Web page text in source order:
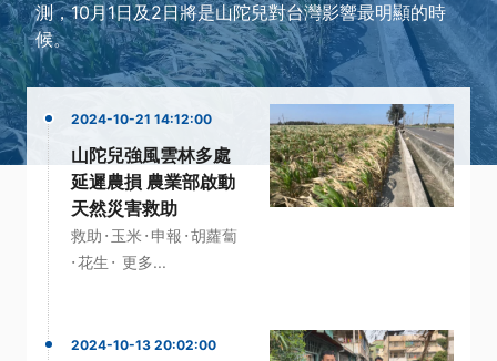
測，10月1日及2日將是山陀兒對台灣影響最明顯的時
候。
2024-10-21 14:12:00
山陀兒強風雲林多處
延遲農損 農業部啟動
天然災害救助
救助 · 玉米 · 申報 ·胡蘿蔔
·花生 · 更多...
2024-10-13 20:02:00